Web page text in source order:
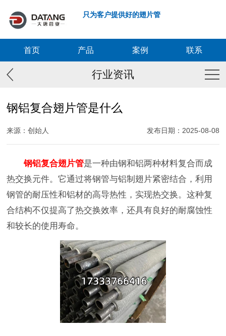
只为客户提供好的翅片管
首页 产品 案例 联系
行业资讯
钢铝复合翅片管是什么
来源：创始人 发布日期：2025-08-08
钢铝复合翅片管是一种由钢和铝两种材料复合而成
热交换元件。它通过将钢管与铝制翅片紧密结合，利用
钢管的耐压性和铝材的高导热性，实现热交换。这种复
合结构不仅提高了热交换效率，还具有良好的耐腐蚀性
和较长的使用寿命。